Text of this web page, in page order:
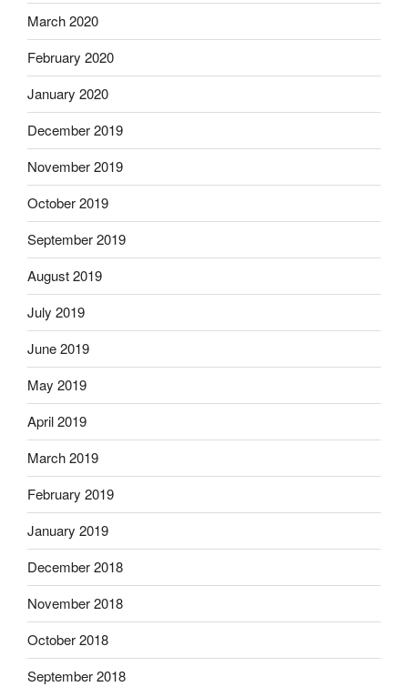
March 2020
February 2020
January 2020
December 2019
November 2019
October 2019
September 2019
August 2019
July 2019
June 2019
May 2019
April 2019
March 2019
February 2019
January 2019
December 2018
November 2018
October 2018
September 2018